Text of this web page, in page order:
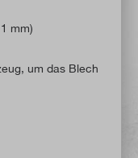
mm)
um das Blech